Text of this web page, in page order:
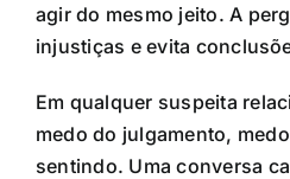
agir do mesmo jeito. A
injustiças e evita
Em qualquer suspeita
medo do julgamento,
sentindo. Uma conversa